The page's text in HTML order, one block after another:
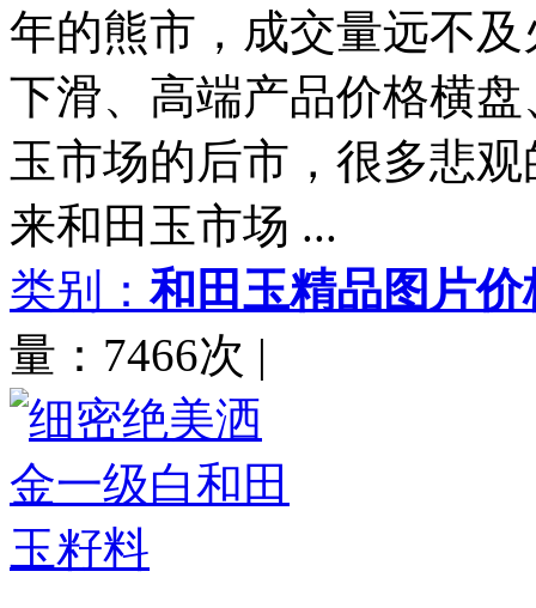
年的熊市，成交量远不
下滑、高端产品价格横
玉市场的后市，很多悲
来和田玉市场 ...
类别：和田玉精品图片价
量：7466次 |